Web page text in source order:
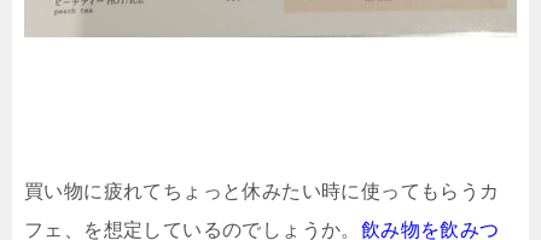
買い物に疲れてちょっと休みたい時に使ってもらうカ
フェ、を想定しているのでしょうか。 飲み物を飲みつ